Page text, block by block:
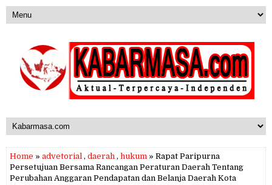
Home » advetorial , daerah , hukum » Rapat Paripurna
Persetujuan Bersama Rancangan Peraturan Daerah Tentang
Perubahan Anggaran Pendapatan dan Belanja Daerah Kota